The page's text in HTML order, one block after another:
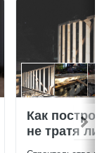
Как
не тратя